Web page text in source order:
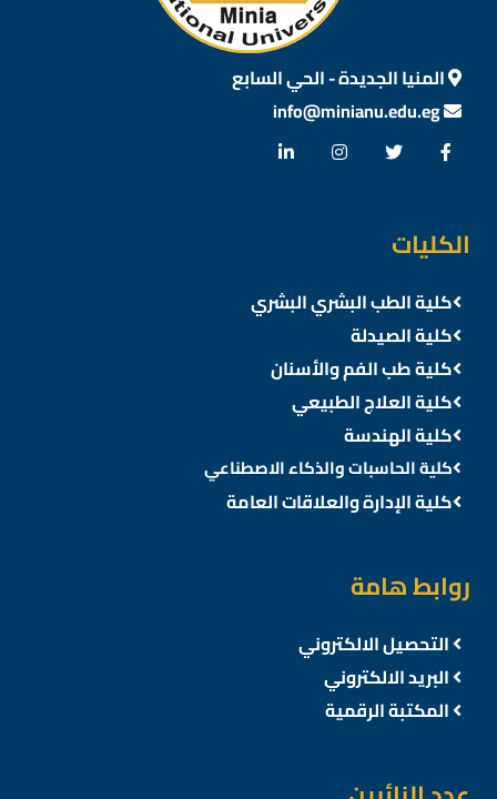
المنيا الجديدة - الحي السابع
الكليات
كلية الطب البشري البشري
كلية الصيدلة
كلية طب الفم والأسنان
كلية العلاج الطبيعي
كلية الهندسة
كلية الحاسبات والذكاء الاصطناعي
كلية الإدارة والعلاقات العامة
روابط هامة
التحصيل الالكتروني
البريد الالكتروني
المكتبة الرقمية